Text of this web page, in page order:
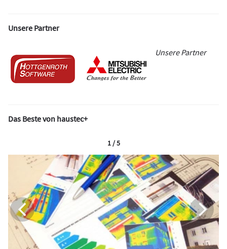
Unsere Partner
Unsere Partner
Das Beste von haustec+
1 / 5